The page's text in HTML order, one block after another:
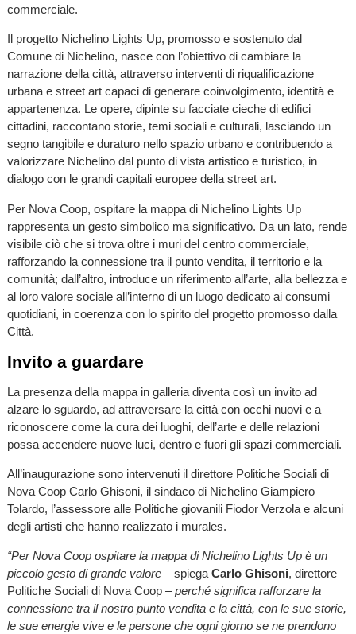
commerciale.
Il progetto Nichelino Lights Up, promosso e sostenuto dal
Comune di Nichelino, nasce con l’obiettivo di cambiare la
narrazione della città, attraverso interventi di riqualificazione
urbana e street art capaci di generare coinvolgimento, identità e
appartenenza. Le opere, dipinte su facciate cieche di edifici
cittadini, raccontano storie, temi sociali e culturali, lasciando un
segno tangibile e duraturo nello spazio urbano e contribuendo a
valorizzare Nichelino dal punto di vista artistico e turistico, in
dialogo con le grandi capitali europee della street art.
Per Nova Coop, ospitare la mappa di Nichelino Lights Up
rappresenta un gesto simbolico ma significativo. Da un lato, rende
visibile ciò che si trova oltre i muri del centro commerciale,
rafforzando la connessione tra il punto vendita, il territorio e la
comunità; dall’altro, introduce un riferimento all’arte, alla bellezza e
al loro valore sociale all’interno di un luogo dedicato ai consumi
quotidiani, in coerenza con lo spirito del progetto promosso dalla
Città.
Invito a guardare
La presenza della mappa in galleria diventa così un invito ad
alzare lo sguardo, ad attraversare la città con occhi nuovi e a
riconoscere come la cura dei luoghi, dell’arte e delle relazioni
possa accendere nuove luci, dentro e fuori gli spazi commerciali.
All’inaugurazione sono intervenuti il direttore Politiche Sociali di
Nova Coop Carlo Ghisoni, il sindaco di Nichelino Giampiero
Tolardo, l’assessore alle Politiche giovanili Fiodor Verzola e alcuni
degli artisti che hanno realizzato i murales.
“Per Nova Coop ospitare la mappa di Nichelino Lights Up è un
piccolo gesto di grande valore –spiega Carlo Ghisoni, direttore
Politiche Sociali di Nova Coop– perché significa rafforzare la
connessione tra il nostro punto vendita e la città, con le sue storie,
le sue energie vive e le persone che ogni giorno se ne prendono